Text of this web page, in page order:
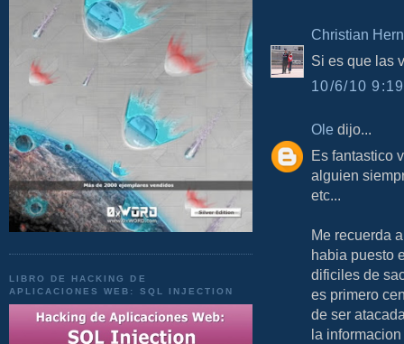
LIBRO DE HACKING DE
APLICACIONES WEB: SQL INJECTION
Christian
Si es que las
10/6/10
Ole dijo...
Es fantastico
alguien
etc...
Me recuerda
habia puesto
dificiles de
es primero
de ser
la